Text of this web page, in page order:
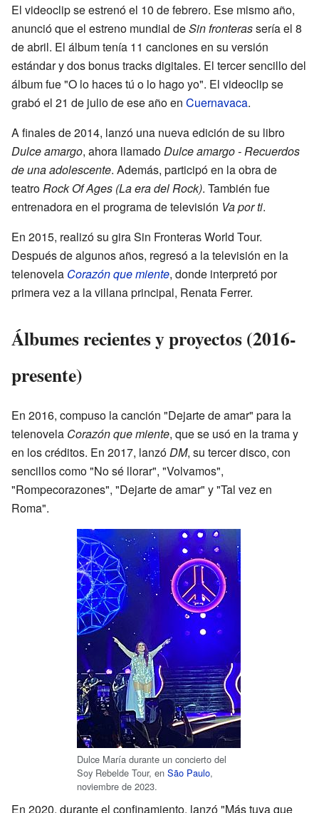
El videoclip se estrenó el 10 de febrero. Ese mismo año,
anunció que el estreno mundial deSin fronterassería el 8
de abril. El álbum tenía 11 canciones en su versión
estándar y dos bonus tracks digitales. El tercer sencillo del
álbum fue "O lo haces tú o lo hago yo". El videoclip se
grabó el 21 de julio de ese año en Cuernavaca.
A finales de 2014, lanzó una nueva edición de su libro
Dulce amargo, ahora llamadoDulce amargo - Recuerdos
de una adolescente. Además, participó en la obra de
teatroRock Of Ages (La era del Rock). También fue
entrenadora en el programa de televisión Va por ti.
En 2015, realizó su gira Sin Fronteras World Tour.
Después de algunos años, regresó a la televisión en la
telenovela Corazón que miente, donde interpretó por
primera vez a la villana principal, Renata Ferrer.
Álbumes recientes y proyectos (2016-
presente)
En 2016, compuso la canción "Dejarte de amar" para la
telenovela Corazón que miente, que se usó en la trama y
en los créditos. En 2017, lanzóDM, su tercer disco, con
sencillos como "No sé llorar", "Volvamos",
"Rompecorazones", "Dejarte de amar" y "Tal vez en
Roma".
Dulce María durante un concierto del
Soy Rebelde Tour, en São Paulo,
noviembre de 2023.
En 2020, durante el confinamiento, lanzó "Más tuya que